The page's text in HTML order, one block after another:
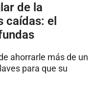
de la
caídas: el
ahorrarle más de un
para que su